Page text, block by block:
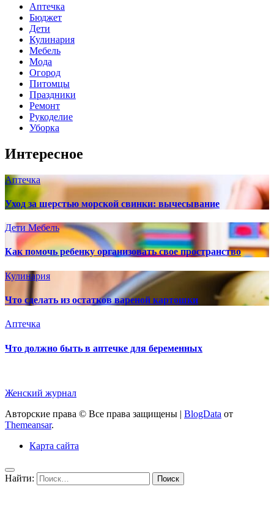
Аптечка
Бюджет
Дети
Кулинария
Мебель
Мода
Огород
Питомцы
Праздники
Ремонт
Рукоделие
Уборка
Интересное
Аптечка
Уход за шерстью морской свинки: вычесывание
ДетиМебель
Как помочь ребенку организовать свое пространство
Кулинария
Что сделать из остатков вареной картошки
Аптечка
Что должно быть в аптечке для беременных
Женский журнал
Авторские права © Все права защищены | BlogData от
Themeansar.
Карта сайта
Найти: